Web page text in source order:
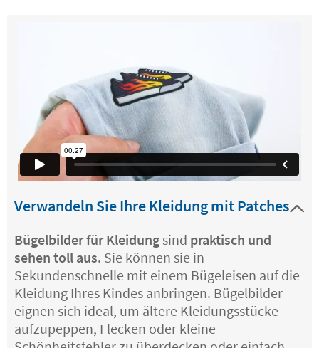
Verwandeln Sie Ihre Kleidung mit Patches
Bügelbilder für Kleidung sind praktisch und
sehen toll aus. Sie können sie in
Sekundenschnelle mit einem Bügeleisen auf die
Kleidung Ihres Kindes anbringen. Bügelbilder
eignen sich ideal, um ältere Kleidungsstücke
aufzupeppen, Flecken oder kleine